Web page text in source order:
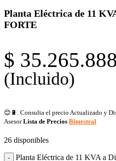
Planta Eléctrica de 11
FORTE
$ 35.265.888
(Incluido)
😊🔋. Consulta el precio Actualizado y
AsesorLista de Precios Bimestral
26 disponibles
Planta Eléctrica de 11 KVA a